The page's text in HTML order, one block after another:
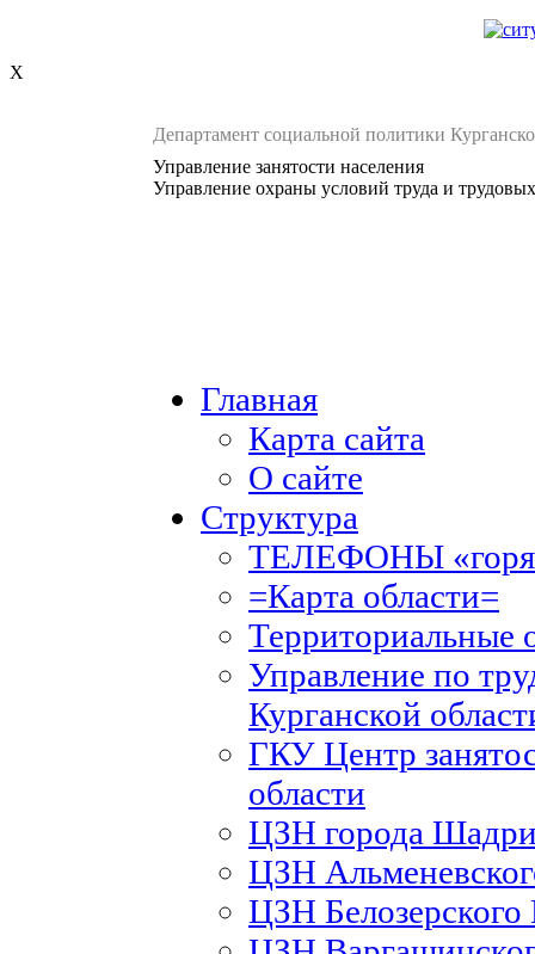
X
Департамент социальной политики
Управление занятости населения
Управление охраны условий труда и
Главная
Карта сайта
О сайте
Структура
ТЕЛЕФОНЫ
=Карта области=
Территориальные
Управление по
Курганской
ГКУ Центр
области
ЦЗН города
ЦЗН
ЦЗН